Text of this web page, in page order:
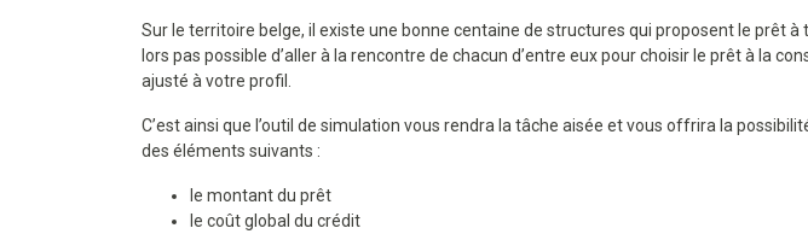
Sur le territoire belge, il existe une bonne centaine de structures qui proposent le prêt à
lors pas possible d’aller à la rencontre de chacun d’entre eux pour choisir le prêt à la
ajusté à votre profil.
C’est ainsi que l’outil de simulation vous rendra la tâche aisée et vous offrira la
des éléments suivants :
le montant du prêt
le coût global du crédit